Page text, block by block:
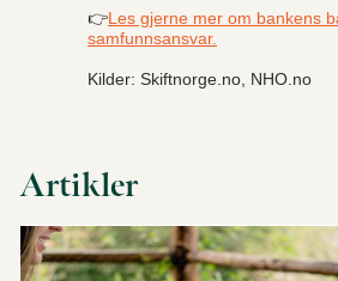
👉Les gjerne mer om bankens
samfunnsansvar.
Kilder: Skiftnorge.no, NHO.no
Artikler